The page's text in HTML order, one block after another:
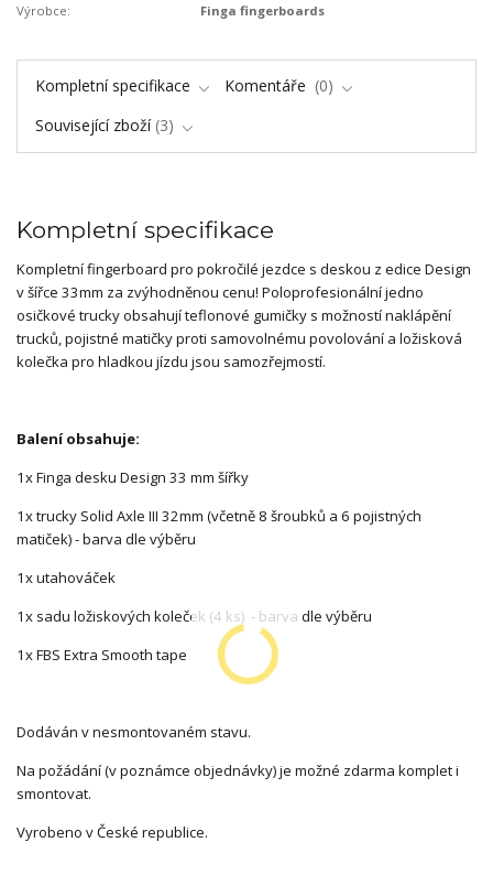
Výrobce: Finga fingerboards
Kompletní specifikace Komentáře
0
Související zboží 3
Kompletní specifikace
Kompletní fingerboard pro pokročilé jezdce s deskou z edice Design
v šířce 33mm za zvýhodněnou cenu! Poloprofesionální jedno
osičkové trucky obsahují teflonové gumičky s možností naklápění
trucků, pojistné matičky proti samovolnému povolování a ložisková
kolečka pro hladkou jízdu jsou samozřejmostí.
Balení obsahuje:
1x Finga desku Design 33 mm šířky
1x trucky Solid Axle III 32mm (včetně 8 šroubků a 6 pojistných
matiček) - barva dle výběru
1x utahováček
1x sadu ložiskových koleček (4 ks) - barva dle výběru
1x FBS Extra Smooth tape
Dodáván v nesmontovaném stavu.
Na požádání (v poznámce objednávky) je možné zdarma komplet i
smontovat.
Vyrobeno v České republice.